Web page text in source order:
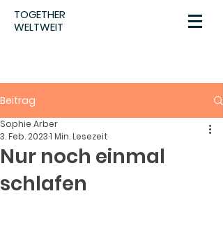
TOGETHER
WELTWEIT
Beitrag
Nur noch einmal
schlafen
Sophie Arber
3. Feb. 20231 Min. Lesezeit